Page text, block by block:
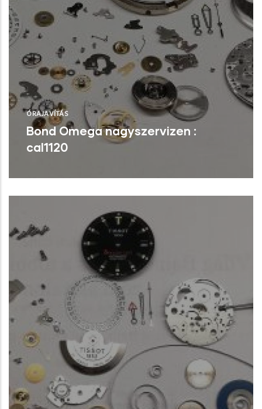
ÓRAJAVÍTÁS
Bond Omega nagyszervizen :
cal1120
Bond Omega nagyszervizen : cal1120
Tovább